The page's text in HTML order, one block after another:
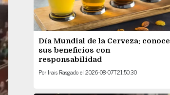
Día Mundial de la Cerveza: conoce
sus beneficios con
responsabilidad
Por Irais Rasgadoel 2026-08-07T21:50:30